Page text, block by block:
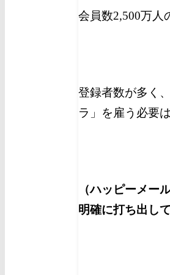
会員数2,500万人
登録者数が多く
ラ」を雇う必要
（ハッピーメー
明確に打ち出し